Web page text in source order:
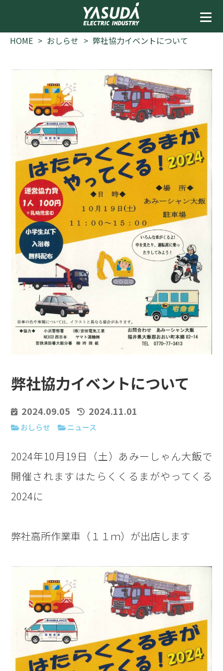
HOME おしらせ 弊社協力イベントについて
弊社協力イベントについて
2024.09.05 2024.11.01
おしらせ ニュース
2024年10月19日（土）あみーしゃん大飯で
開催されますはたらくくるまがやってくる
2024に
弊社高所作業車（１１ｍ）が出店します